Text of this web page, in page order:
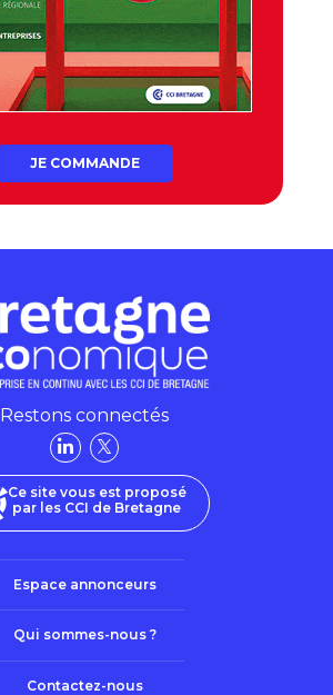
JE COMMANDE
Restons connectés
Ce site vous est proposé
par les CCI de Bretagne
Espace annonceurs
Qui sommes-nous ?
Contactez-nous